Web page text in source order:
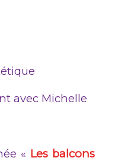
Michelle
« Les balcons